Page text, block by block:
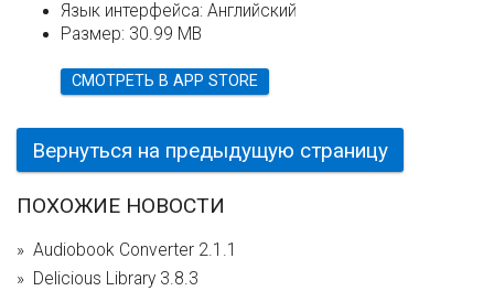
Язык интерфейса: Английский
Размер: 30.99 MB
СМОТРЕТЬ В APP STORE
Вернуться на предыдущую страницу
ПОХОЖИЕ НОВОСТИ
Audiobook Converter 2.1.1
Delicious Library 3.8.3